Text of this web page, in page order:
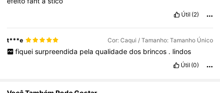
Útil (2)
t***e Cor: Caqui / Tamanho: Tamanho Único
fiquei surpreendida pela qualidade dos brincos . lindos
Útil (0)